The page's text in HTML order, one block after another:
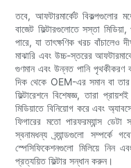
তবে, আফটারমার্কেট বিকল্পগুলোর
বাজেট ফিল্টারগুলোতে সস্তা
পারে, যা তাৎক্ষণিক খরচ বাঁচালেও
মাঝারি এবং উচ্চ-স্তরের
গুণমান এবং উন্নত পানি পৃথকীকরণ
দিক থেকে OEM-এর সমান বা তার
ফিল্টারেশনে বিশেষজ্ঞ, তারা
মিডিয়াতে বিনিয়োগ করে এবং
ফিগারের মতো পারফরম্যান্স ডেটা
স্বনামধন্য ব্র্যান্ডগুলো সম্পর্কে
স্পেসিফিকেশনগুলো মিলিয়ে নিন
প্রত্যয়িত ফিল্টার সন্ধান করুন।